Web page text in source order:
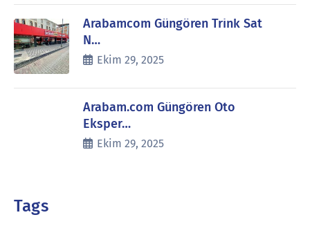
Arabamcom Güngören Trink Sat
N…
Ekim 29, 2025
Arabam.com Güngören Oto
Eksper…
Ekim 29, 2025
Tags